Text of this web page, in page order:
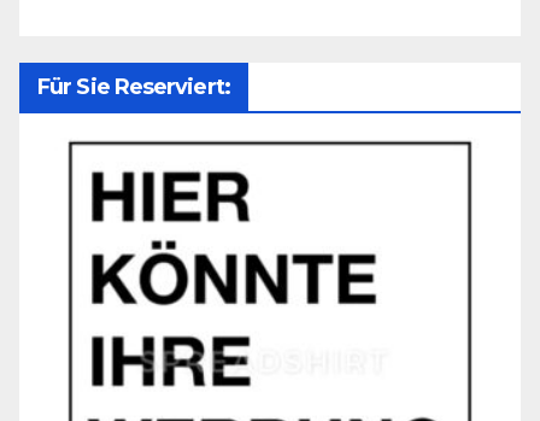
Für Sie Reserviert: